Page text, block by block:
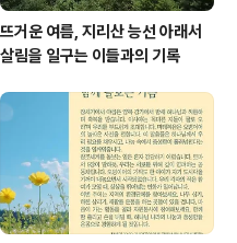
뜨거운 여름, 지리산 능선 아래서
살림을 일구는 이들과의 기록